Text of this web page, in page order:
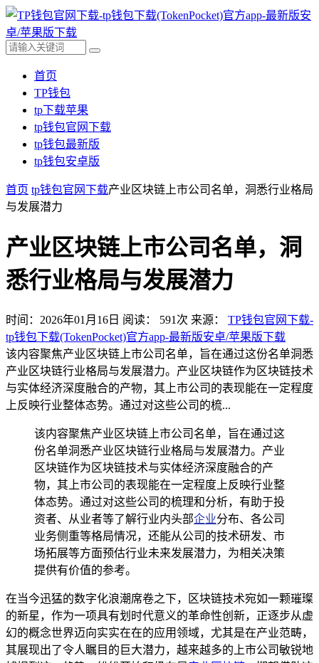
首页
TP钱包
tp下载苹果
tp钱包官网下载
tp钱包最新版
tp钱包安卓版
首页 tp钱包官网下载产业区块链上市公司名单，洞悉行业格局
与发展潜力
产业区块链上市公司名单，洞
悉行业格局与发展潜力
时间：2026年01月16日 阅读： 591 次 来源： TP钱包官网下载-
tp钱包下载(TokenPocket)官方app-最新版安卓/苹果版下载
该内容聚焦产业区块链上市公司名单，旨在通过这份名单洞悉
产业区块链行业格局与发展潜力。产业区块链作为区块链技术
与实体经济深度融合的产物，其上市公司的表现能在一定程度
上反映行业整体态势。通过对这些公司的梳...
该内容聚焦产业区块链上市公司名单，旨在通过这
份名单洞悉产业区块链行业格局与发展潜力。产业
区块链作为区块链技术与实体经济深度融合的产
物，其上市公司的表现能在一定程度上反映行业整
体态势。通过对这些公司的梳理和分析，有助于投
资者、从业者等了解行业内头部企业分布、各公司
业务侧重等格局情况，还能从公司的技术研发、市
场拓展等方面预估行业未来发展潜力，为相关决策
提供有价值的参考。
在当今迅猛的数字化浪潮席卷之下，区块链技术宛如一颗璀璨
的新星，作为一项具有划时代意义的革命性创新，正逐步从虚
幻的概念世界迈向实实在在的应用领域，尤其是在产业范畴，
其展现出了令人瞩目的巨大潜力，越来越多的上市公司敏锐地